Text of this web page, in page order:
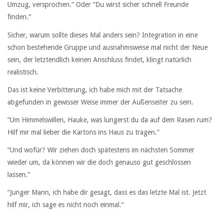
Umzug, versprochen.“ Oder “Du wirst sicher schnell Freunde
finden.“
Sicher, warum sollte dieses Mal anders sein? Integration in eine
schon bestehende Gruppe und ausnahmsweise mal nicht der Neue
sein, der letztendlich keinen Anschluss findet, klingt natürlich
realistisch.
Das ist keine Verbitterung, ich habe mich mit der Tatsache
abgefunden in gewisser Weise immer der Außenseiter zu sein.
“Um Himmelswillen, Hauke, was lungerst du da auf dem Rasen rum?
Hilf mir mal lieber die Kartons ins Haus zu tragen.“
“Und wofür? Wir ziehen doch spätestens im nächsten Sommer
wieder um, da können wir die doch genauso gut geschlossen
lassen.“
“Junger Mann, ich habe dir gesagt, dass es das letzte Mal ist. Jetzt
hilf mir, ich sage es nicht noch einmal.“